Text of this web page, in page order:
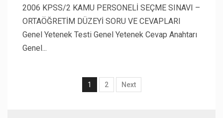
2006 KPSS/2 KAMU PERSONELİ SEÇME SINAVI –
ORTAÖĞRETİM DÜZEYİ SORU VE CEVAPLARI
Genel Yetenek Testi Genel Yetenek Cevap Anahtarı
Genel...
1 2 Next